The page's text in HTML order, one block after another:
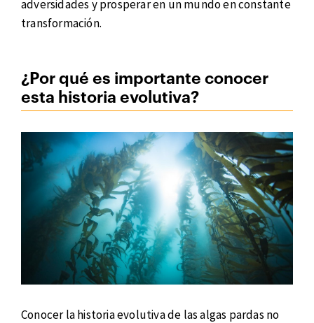
adversidades y prosperar en un mundo en constante
transformación.
¿Por qué es importante conocer
esta historia evolutiva?
Conocer la historia evolutiva de las algas pardas no